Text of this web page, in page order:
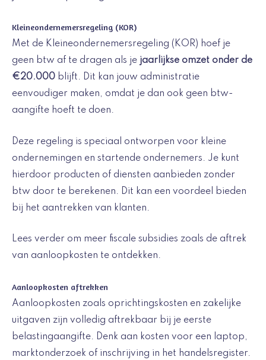
Kleineondernemersregeling (KOR)
Met de Kleineondernemersregeling (KOR) hoef je
geen btw af te dragen als je jaarlijkse omzet onder de
€20.000 blijft. Dit kan jouw administratie
eenvoudiger maken, omdat je dan ook geen btw-
aangifte hoeft te doen.
Deze regeling is speciaal ontworpen voor kleine
ondernemingen en startende ondernemers. Je kunt
hierdoor producten of diensten aanbieden zonder
btw door te berekenen. Dit kan een voordeel bieden
bij het aantrekken van klanten.
Lees verder om meer fiscale subsidies zoals de aftrek
van aanloopkosten te ontdekken.
Aanloopkosten aftrekken
Aanloopkosten zoals oprichtingskosten en zakelijke
uitgaven zijn volledig aftrekbaar bij je eerste
belastingaangifte. Denk aan kosten voor een laptop,
marktonderzoek of inschrijving in het handelsregister.